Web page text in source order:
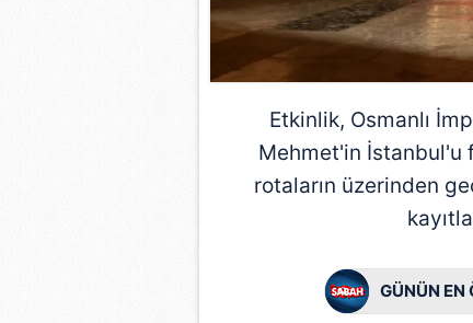
Etkinlik, Osmanlı
Mehmet'in İstanbul'u
rotaların üzerinden
GÜNÜN EN